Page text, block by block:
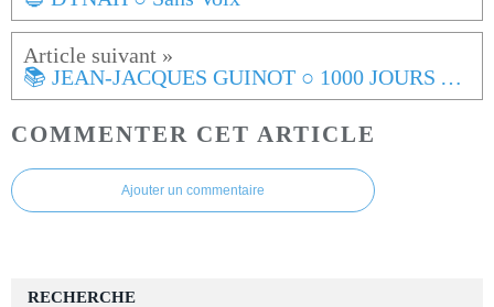
📚 JEAN-JACQUES GUINOT ○ 1000 JOURS AVEC DOROTHÉE
COMMENTER CET ARTICLE
Ajouter un commentaire
RECHERCHE